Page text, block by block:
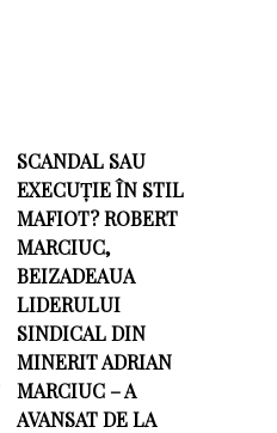
SCANDAL SAU
EXECUȚIE ÎN STIL
MAFIOT? ROBERT
MARCIUC,
BEIZADEAUA
LIDERULUI
SINDICAL DIN
MINERIT ADRIAN
MARCIUC – A
AVANSAT DE LA